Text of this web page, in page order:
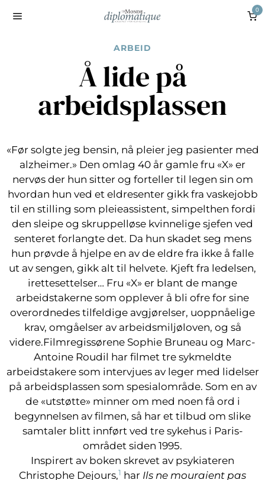
0
ARBEID
Å lide på
arbeidsplassen
«Før solgte jeg bensin, nå pleier jeg pasienter med
alzheimer.» Den omlag 40 år gamle fru «X» er
nervøs der hun sitter og forteller til legen sin om
hvordan hun ved et eldresenter gikk fra vaskejobb
til en stilling som pleieassistent, simpelthen fordi
den sleipe og skruppelløse kvinnelige sjefen ved
senteret forlangte det. Da hun skadet seg mens
hun prøvde å hjelpe en av de eldre fra ikke å falle
ut av sengen, gikk alt til helvete. Kjeft fra ledelsen,
irettesettelser… Fru «X» er blant de mange
arbeidstakerne som opplever å bli ofre for sine
overordnedes tilfeldige avgjørelser, uoppnåelige
krav, omgåelser av arbeidsmiljøloven, og så
videre.Filmregissørene Sophie Bruneau og Marc-
Antoine Roudil har filmet tre sykmeldte
arbeidstakere som intervjues av leger med lidelser
på arbeidsplassen som spesialområde. Som en av
de «utstøtte» minner om med noen få ord i
begynnelsen av filmen, så har et tilbud om slike
samtaler blitt innført ved tre sykehus i Paris-
området siden 1995.
Inspirert av boken skrevet av psykiateren
Christophe Dejours,1 har Ils ne mouraient pas